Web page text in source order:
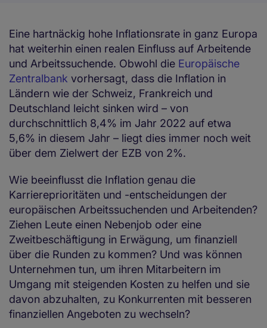
Eine hartnäckig hohe Inflationsrate in ganz Europa
hat weiterhin einen realen Einfluss auf Arbeitende
und Arbeitssuchende. Obwohl die Europäische
Zentralbank vorhersagt, dass die Inflation in
Ländern wie der Schweiz, Frankreich und
Deutschland leicht sinken wird – von
durchschnittlich 8,4% im Jahr 2022 auf etwa
5,6% in diesem Jahr – liegt dies immer noch weit
über dem Zielwert der EZB von 2%.
Wie beeinflusst die Inflation genau die
Karriereprioritäten und -entscheidungen der
europäischen Arbeitssuchenden und Arbeitenden?
Ziehen Leute einen Nebenjob oder eine
Zweitbeschäftigung in Erwägung, um finanziell
über die Runden zu kommen? Und was können
Unternehmen tun, um ihren Mitarbeitern im
Umgang mit steigenden Kosten zu helfen und sie
davon abzuhalten, zu Konkurrenten mit besseren
finanziellen Angeboten zu wechseln?